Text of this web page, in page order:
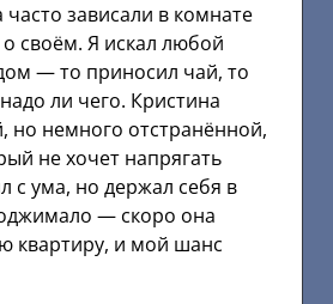
зависали в комнате
своём. Я искал любой
— то приносил чай, то
ли чего. Кристина
но немного отстранённой,
не хочет напрягать
с ума, но держал себя в
— скоро она
квартиру, и мой шанс